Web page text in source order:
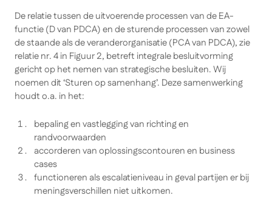
De relatie tussen de uitvoerende processen van de EA-
functie (D van PDCA) en de sturende processen van zowel
de staande als de veranderorganisatie (PCA van PDCA), zie
relatie nr. 4 in Figuur 2, betreft integrale besluitvorming
gericht op het nemen van strategische besluiten. Wij
noemen dit ‘Sturen op samenhang’. Deze samenwerking
houdt o.a. in het:
bepaling en vastlegging van richting en
randvoorwaarden
accorderen van oplossingscontouren en business
cases
functioneren als escalatieniveau in geval partijen er bij
meningsverschillen niet uitkomen.